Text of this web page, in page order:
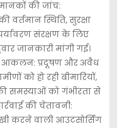
की जांच:
वर्तमान स्थिति, सुरक्षा
संरक्षण के लिए
जानकारी मांगी गई।
आकलन: प्रदूषण और अवैध
को हो रही बीमारियों,
समस्याओं को गंभीरता से
की चेतावनी:
करने वाली आउटसोर्सिंग